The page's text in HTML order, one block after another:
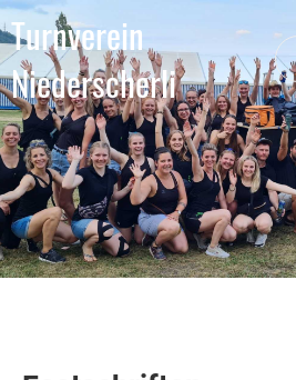
Turnverein
Niederscherli